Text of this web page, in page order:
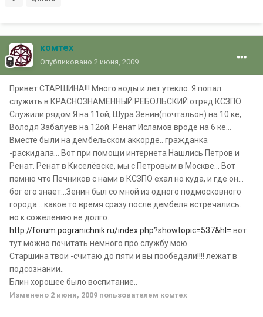
комтех
Опубликовано 2 июня, 2009
Привет СТАРШИНА!!! Много воды и лет утекло. Я попал
служить в КРАСНОЗНАМЁННЫЙ РЕБОЛЬСКИЙ отряд КСЗПО..
Служили рядом Я на 11ой, Шура Зенин(почтальон) на 10 ке,
Володя Забалуев на 12ой. Ренат Исламов вроде на 6 ке...
Вместе были на дембельском аккорде.. гражданка
-раскидала... Вот при помощи интернета Нашлись Петров и
Ренат. Ренат в Киселёвске, мы с Петровым в Москве... Вот
помню что Печников с нами в КСЗПО ехал но куда, и где он...
бог его знает...Зенин был со мной из одного подмосковного
города... какое то время сразу после дембеля встречались...
но к сожелению не долго...
http://forum.pogranichnik.ru/index.php?showtopic=537&hl= вот
тут можно почитать немного про службу мою.
Старшина твои -считаю до пяти и вы пообедали!!!! лежат в
подсознании..
Блин хорошее было воспитание..
Изменено 2 июня, 2009 пользователем комтех